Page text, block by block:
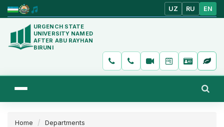
UZ RU EN
URGENCH STATE
UNIVERSITY NAMED
AFTER ABU RAYHAN
BIRUNI
Home Departments